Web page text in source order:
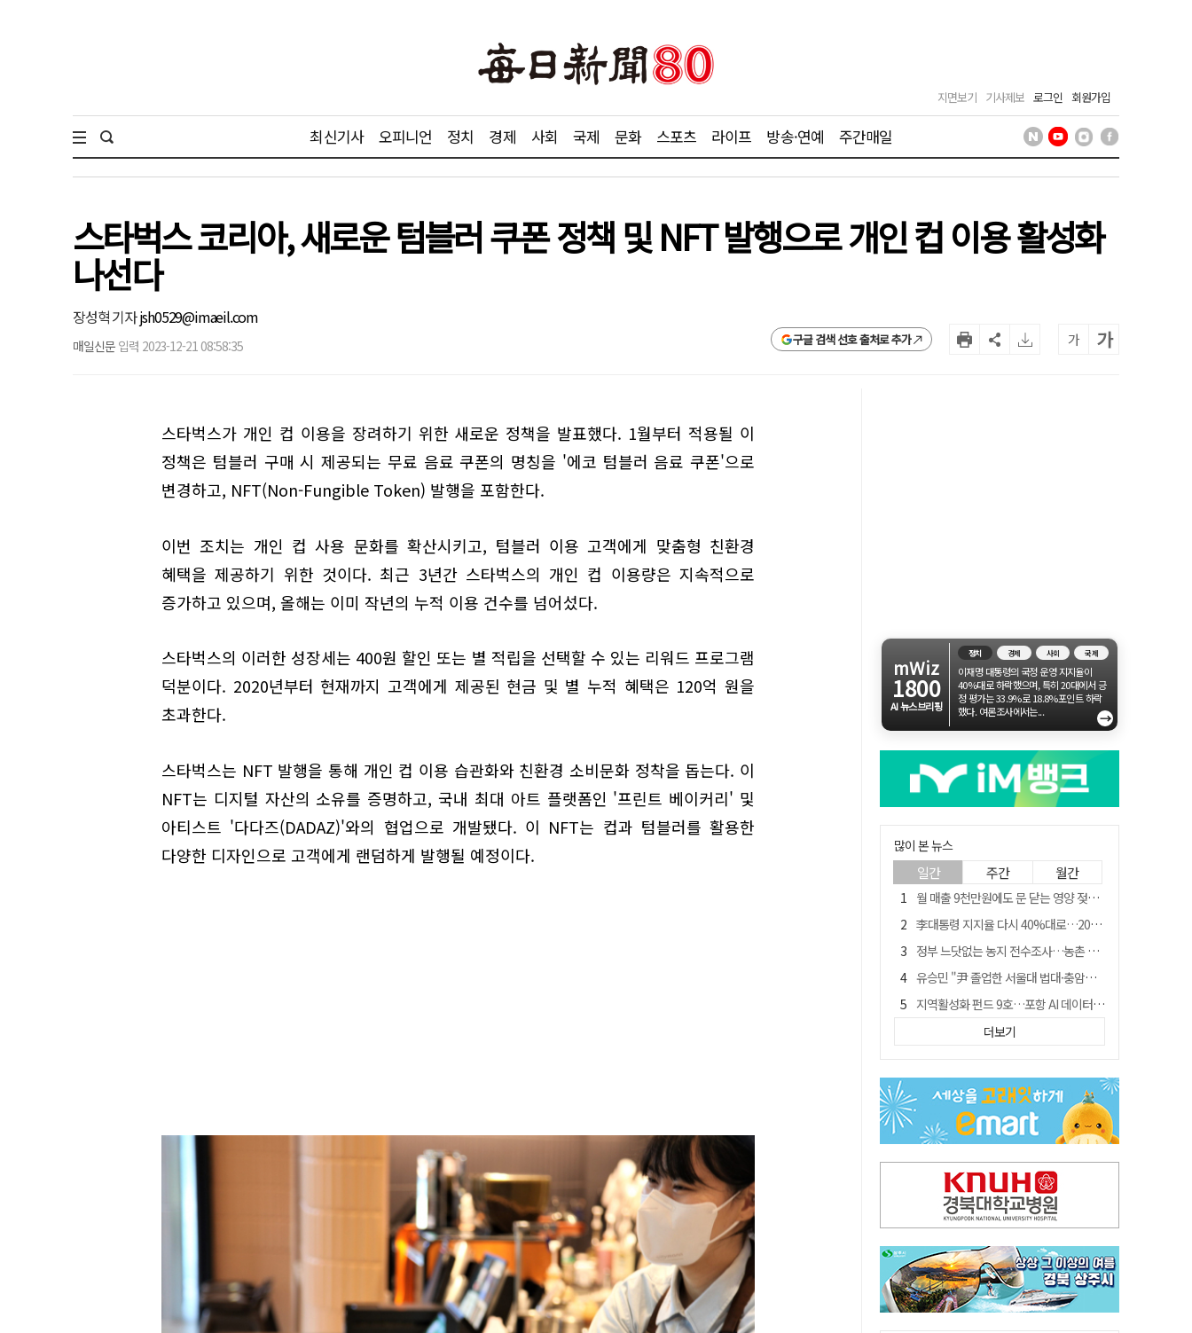
지면보기 기사제보 로그인 회원가입
최신기사 오피니언 정치 경제 사회 국제 문화 스포츠 라이프 방송·연예 주간매일
스타벅스 코리아, 새로운 텀블러 쿠폰 정책 및 NFT 발행으로 개인 컵 이용 활성화
나선다
장성혁 기자jsh0529@imaeil.com
매일신문 입력 2023-12-21 08:58:35 구글 검색 선호 출처로 추가 가 가
스타벅스가 개인 컵 이용을 장려하기 위한 새로운 정책을 발표했다. 1월부터 적용될 이
정책은 텀블러 구매 시 제공되는 무료 음료 쿠폰의 명칭을 '에코 텀블러 음료 쿠폰'으로
변경하고, NFT(Non-Fungible Token) 발행을 포함한다.
이번 조치는 개인 컵 사용 문화를 확산시키고, 텀블러 이용 고객에게 맞춤형 친환경
혜택을 제공하기 위한 것이다. 최근 3년간 스타벅스의 개인 컵 이용량은 지속적으로
증가하고 있으며, 올해는 이미 작년의 누적 이용 건수를 넘어섰다.
스타벅스의 이러한 성장세는 400원 할인 또는 별 적립을 선택할 수 있는 리워드 프로그램
덕분이다. 2020년부터 현재까지 고객에게 제공된 현금 및 별 누적 혜택은 120억 원을
초과한다.
스타벅스는 NFT 발행을 통해 개인 컵 이용 습관화와 친환경 소비문화 정착을 돕는다. 이
NFT는 디지털 자산의 소유를 증명하고, 국내 최대 아트 플랫폼인 '프린트 베이커리' 및
아티스트 '다다즈(DADAZ)'와의 협업으로 개발됐다. 이 NFT는 컵과 텀블러를 활용한
다양한 디자인으로 고객에게 랜덤하게 발행될 예정이다.
mWiz
1800
AI 뉴스브리핑
정치 경제 사회 국제
이재명 대통령의 국정 운영 지지율이
40%대로 하락했으며, 특히 20대에서 긍
정 평가는 33.9%로 18.8%포인트 하락
했다. 여론조사에서는...
→
많이 본 뉴스
일간 주간 월간
월 매출 9천만원에도 문 닫는 영양 젖소농장… "일할 사람이 없어"
李대통령 지지율 다시 40%대로…20대는 18.8%p 급락
정부 느닷없는 농지 전수조사…농촌 들쑤시는 '경자유전'의 칼날
유승민 "尹 졸업한 서울대 법대·충암고도 없애야"…李 육사 통합 직격
지역활성화 펀드 9호…포항 AI 데이터센터에 6천억 투입
국민 51.9% "李 대통령 재판 재개 필요하다"
[농지 전수조사 폐해] 농지값도 흔들리나…"도지 막히면 헐값 매물 나올 수도"
아쉬운 태클
'솔리다임 IPO 추진설' SK하이닉스, 주가 9% 급락
더보기